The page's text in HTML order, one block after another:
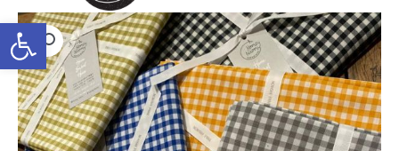
פתח
כמות
של
מפת
שולחן
ריבועית
משבצות